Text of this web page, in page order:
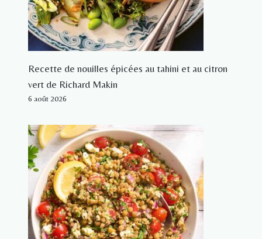
Recette de nouilles épicées au tahini et au citron
vert de Richard Makin
6 août 2026